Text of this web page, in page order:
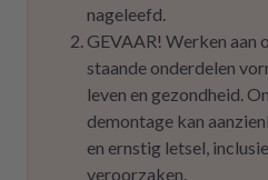
nageleefd.
GEVAAR! Werken aan
staande onderdelen
leven en gezondheid.
demontage kan
en ernstig letsel,
veroorzaken.